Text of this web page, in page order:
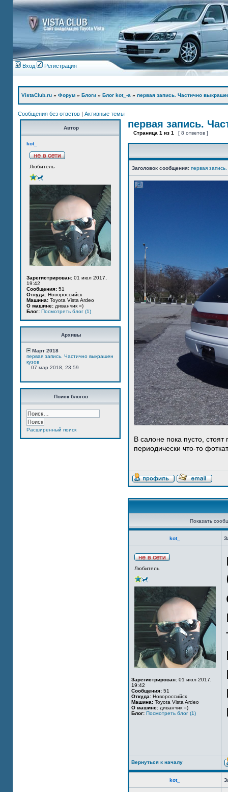
Вход Регистрация
VistaClub.ru » Форум » Блоги » Блог kot_-а » первая запись. Частично
Сообщения без ответов | Активные темы
Автор
kot_
Любитель
Зарегистрирован: 01 июл 2017,
19:42
Сообщения: 51
Откуда: Новороссийск
Машина: Toyota Vista Ardeo
О машине: диванчик =)
Блог: Посмотреть блог (1)
Архивы
Март 2018
первая запись. Частично выкрашен
кузов
07 мар 2018, 23:59
Поиск блогов
Расширенный поиск
первая запись.
Страница 1 из 1 [ 8 ответов ]
Заголовок сообщения: первая
В салоне пока пусто,
периодически что-то
Показать
kot_
Любитель
Зарегистрирован: 01 июл 2017,
19:42
Сообщения: 51
Откуда: Новороссийск
Машина: Toyota Vista Ardeo
О машине: диванчик =)
Блог: Посмотреть блог (1)
Вернуться к началу
kot_